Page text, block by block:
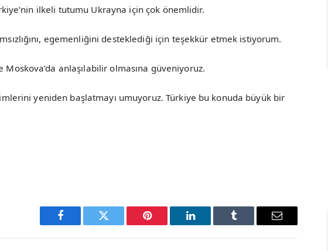
ilkeli tutumu Ukrayna için çok önemlidir.
egemenliğini desteklediği için teşekkür etmek istiyorum.
anlaşılabilir olmasına güveniyoruz.
yeniden başlatmayı umuyoruz. Türkiye bu konuda büyük bir
Facebook Twitter Pinterest LinkedIn Tumblr Email